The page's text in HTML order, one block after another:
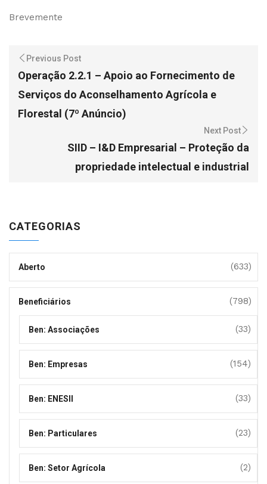
Brevemente
Previous Post
Operação 2.2.1 – Apoio ao Fornecimento de
Serviços do Aconselhamento Agrícola e
Florestal (7º Anúncio)
Next Post
SIID – I&D Empresarial – Proteção da
propriedade intelectual e industrial
CATEGORIAS
Aberto (633)
Beneficiários (798)
Ben: Associações (33)
Ben: Empresas (154)
Ben: ENESII (33)
Ben: Particulares (23)
Ben: Setor Agrícola (2)